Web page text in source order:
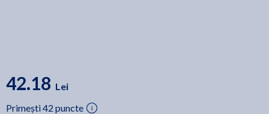
42.18 Lei
Primești 42 puncte